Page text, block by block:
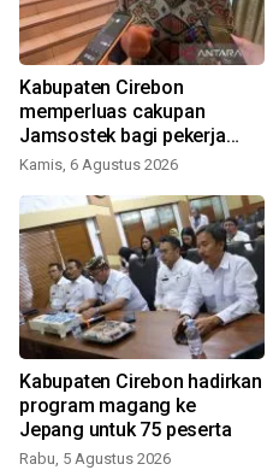
Kabupaten Cirebon
memperluas cakupan
Jamsostek bagi pekerja
rentan
Kamis, 6 Agustus 2026
Kabupaten Cirebon hadirkan
program magang ke
Jepang untuk 75 peserta
Rabu, 5 Agustus 2026